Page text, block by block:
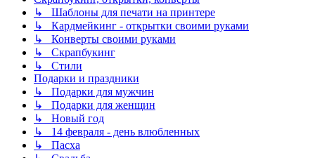
↳ Шаблоны для печати на принтере
↳ Кардмейкинг - открытки своими руками
↳ Конверты своими руками
↳ Скрапбукинг
↳ Стили
Подарки и праздники
↳ Подарки для мужчин
↳ Подарки для женщин
↳ Новый год
↳ 14 февраля - день влюбленных
↳ Пасха